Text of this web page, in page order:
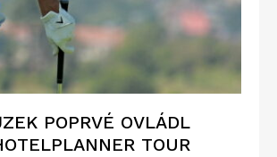
POPRVÉ OVLÁDL
TOUR